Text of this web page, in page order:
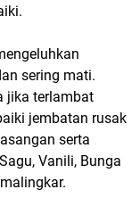
sering mati.
jika terlambat
jembatan rusak
serta
Vanili, Bunga